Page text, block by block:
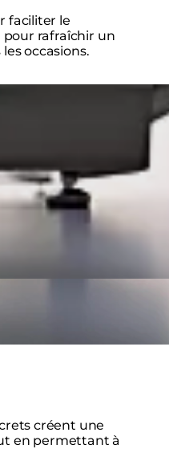
faciliter le
rafraîchir un
occasions.
créent une
en permettant à